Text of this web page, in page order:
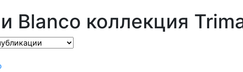
Blanco коллекция